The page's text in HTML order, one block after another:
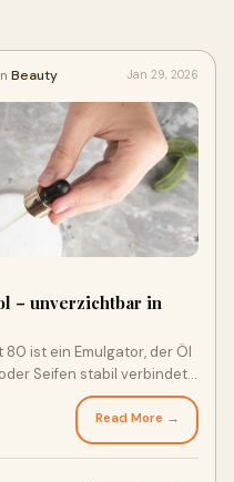
Beauty Jan 29, 2026
– unverzichtbar in
ist ein Emulgator, der Öl
Seifen stabil verbindet.
Read More →